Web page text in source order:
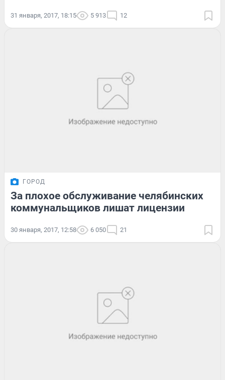
31 января, 2017, 18:15 5 913 12
ГОРОД
За плохое обслуживание челябинских
коммунальщиков лишат лицензии
30 января, 2017, 12:58 6 050 21